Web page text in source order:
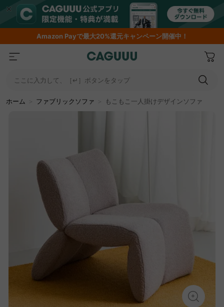
AmazonPayで最大20%還元キャンペーン開催中！
ここに入力して、［↵］ボタンをタップ
ホーム ファブリックソファ もこもこ一人掛けデザインソファ